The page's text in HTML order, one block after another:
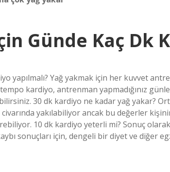
Günde Kaç Dk
yapılmalı? Yağ yakmak için her kuvvet
kardiyo, antrenman yapmadığınız
30 dk kardiyo ne kadar yağ yakar?
yakılabiliyor ancak bu değerler
10 dk kardiyo yeterli mi? Sonuç
sonuçları için, dengeli bir diyet ve diğer